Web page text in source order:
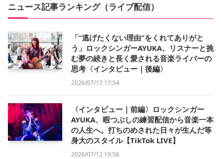
ニュース記事ランキング（ライブ配信）
「“逃げたくない理由”をくれてありがと
う」ロックシンガーAYUKA、リスナーと挑
む夢の続きと長く愛される音楽ライバーの
思考〈インタビュー｜後編〉
2026/07/13 17:54
〈インタビュー｜前編〉ロックシンガー
AYUKA、暇つぶしの練習配信から音楽一本
の人生へ。打ちのめされた日々が生んだ等
身大のスタイル【TikTok LIVE】
2026/07/12 19:56